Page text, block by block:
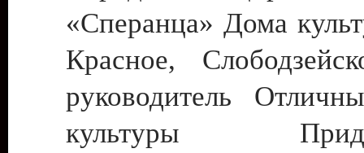
«Сперанца» Дома
Красное,
руководитель
культуры